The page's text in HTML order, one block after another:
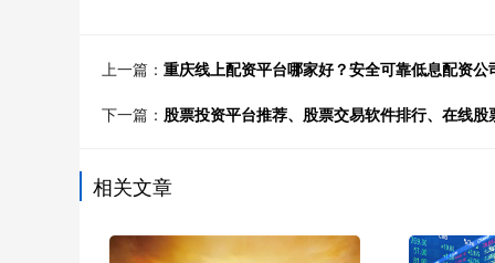
上一篇： 重庆线上配资平台哪家好？安全可靠低息配资公
下一篇： 股票投资平台推荐、股票交易软件排行、在线
相关文章